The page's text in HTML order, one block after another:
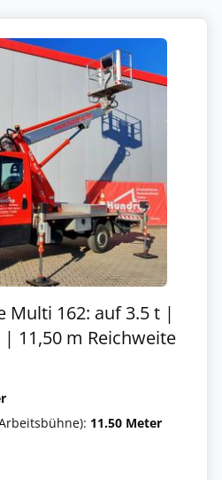
Multi 162: auf 3.5 t |
11,50 m Reichweite
11.50 Meter